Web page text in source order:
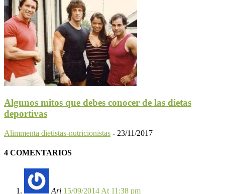
Algunos mitos que debes conocer de las dietas
deportivas
Alimmenta dietistas-nutricionistas - 23/11/2017
4 COMENTARIOS
Ari 15/09/2014 At 11:38 pm